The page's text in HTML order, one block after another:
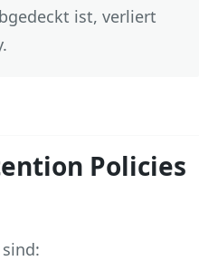
ist, verliert
Policies